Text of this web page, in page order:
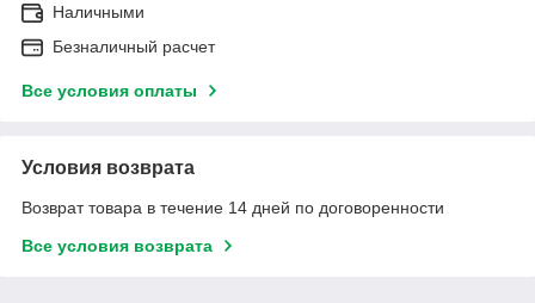
Наличными
Безналичный расчет
Все условия оплаты
Условия возврата
Возврат товара в течение 14 дней по договоренности
Все условия возврата